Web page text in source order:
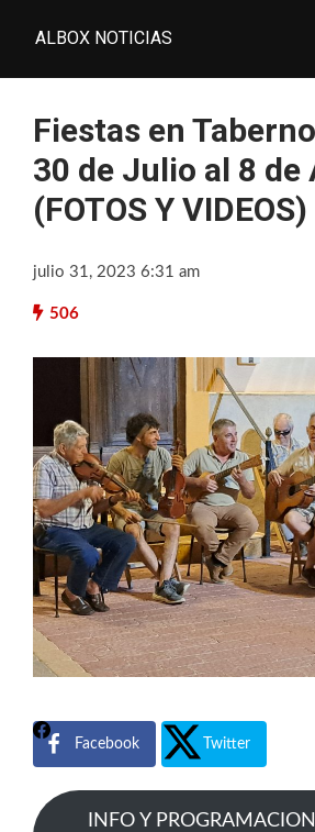
ALBOX NOTICIAS
Fiestas en
30 de Julio al 8 de
(FOTOS Y VIDEOS)
julio 31, 2023 6:31 am
506
Facebook Twitter
INFO Y